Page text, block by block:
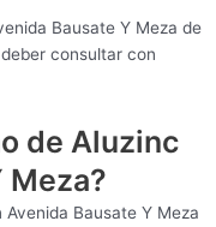
Bausate Y Meza de
consultar con
de Aluzinc
Meza?
Bausate Y Meza